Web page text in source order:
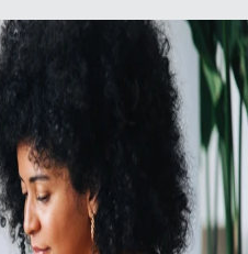
puissance sans
Au vu de ces
à l'étranger ne vaut pas toujours
complexe, et vous vous exposez à
pas les évolutions réglementaires.
les intégrations RH, les experts
paie consolidé de Remote pour